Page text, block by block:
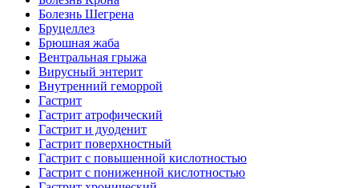
Болезнь Шегрена
Бруцеллез
Брюшная жаба
Вентральная грыжа
Вирусный энтерит
Внутренний геморрой
Гастрит
Гастрит атрофический
Гастрит и дуоденит
Гастрит поверхностный
Гастрит с повышенной кислотностью
Гастрит с пониженной кислотностью